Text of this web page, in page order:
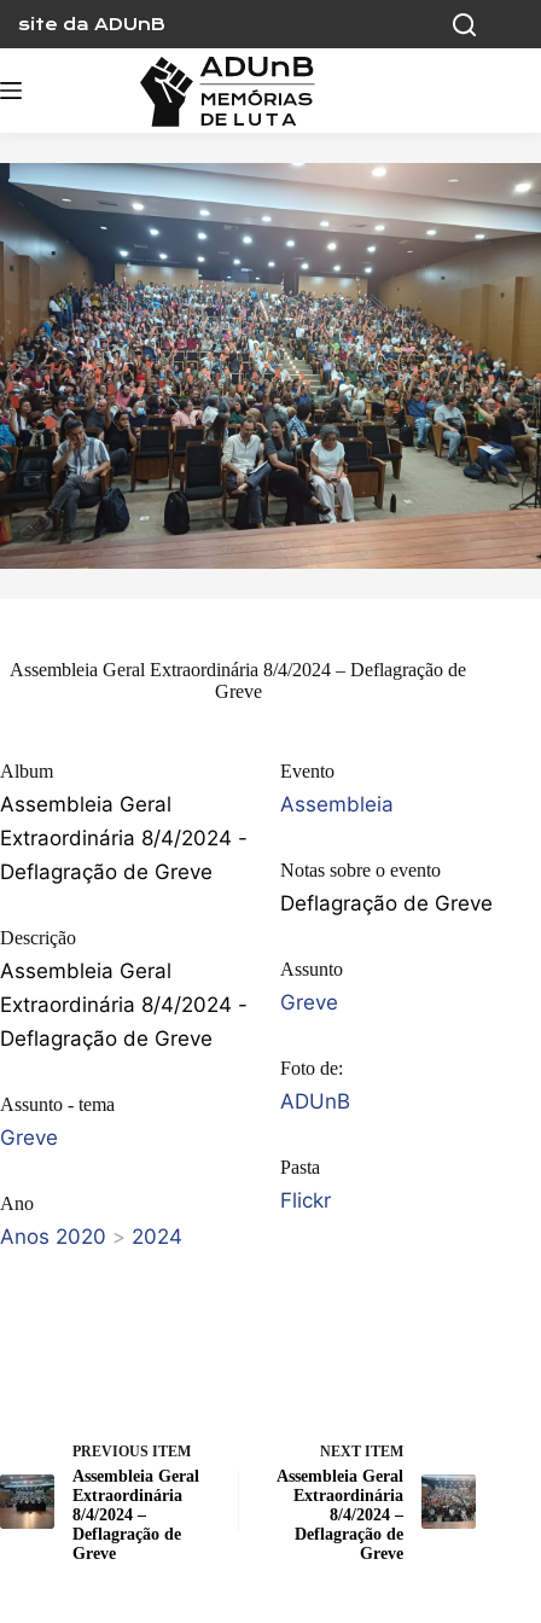
content
site da ADUnB
Assembleia Geral Extraordinária 8/4/2024 – Deflagração de
Greve
Album
Assembleia Geral
Extraordinária 8/4/2024 -
Deflagração de Greve
Descrição
Assembleia Geral
Extraordinária 8/4/2024 -
Deflagração de Greve
Assunto - tema
Greve
Ano
Anos 2020 > 2024
Evento
Assembleia
Notas sobre o evento
Deflagração de Greve
Assunto
Greve
Foto de:
ADUnB
Pasta
Flickr
PREVIOUS ITEM
Assembleia Geral
Extraordinária
8/4/2024 –
Deflagração de
Greve
NEXT ITEM
Assembleia Geral
Extraordinária
8/4/2024 –
Deflagração de
Greve